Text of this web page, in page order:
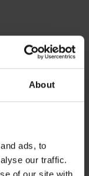
About
ads, to
our traffic.
of our site with